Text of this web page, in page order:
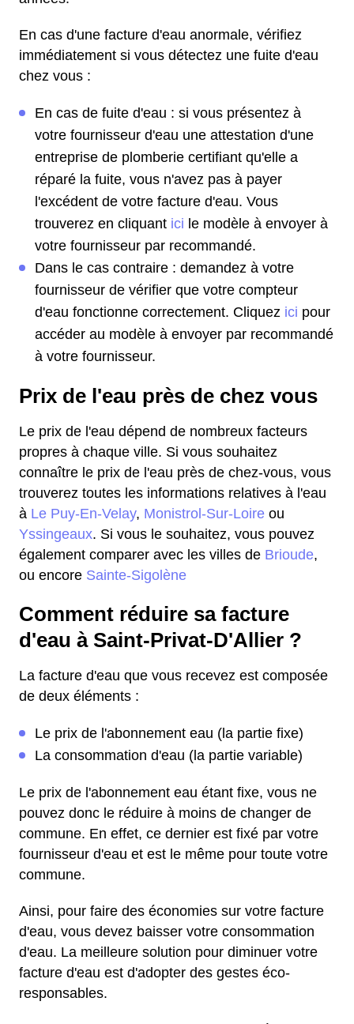
En cas d'une facture d'eau anormale, vérifiez
immédiatement si vous détectez une fuite d'eau
chez vous :
En cas de fuite d'eau : si vous présentez à
votre fournisseur d'eau une attestation d'une
entreprise de plomberie certifiant qu'elle a
réparé la fuite, vous n'avez pas à payer
l'excédent de votre facture d'eau. Vous
trouverez en cliquant ici le modèle à envoyer à
votre fournisseur par recommandé.
Dans le cas contraire : demandez à votre
fournisseur de vérifier que votre compteur
d'eau fonctionne correctement. Cliquez ici pour
accéder au modèle à envoyer par recommandé
à votre fournisseur.
Prix de l'eau près de chez vous
Le prix de l'eau dépend de nombreux facteurs
propres à chaque ville. Si vous souhaitez
connaître le prix de l'eau près de chez-vous, vous
trouverez toutes les informations relatives à l'eau
à Le Puy-En-Velay, Monistrol-Sur-Loire ou
Yssingeaux. Si vous le souhaitez, vous pouvez
également comparer avec les villes de Brioude,
ou encore Sainte-Sigolène
Comment réduire sa facture
d'eau à Saint-Privat-D'Allier ?
La facture d'eau que vous recevez est composée
de deux éléments :
Le prix de l'abonnement eau (la partie fixe)
La consommation d'eau (la partie variable)
Le prix de l'abonnement eau étant fixe, vous ne
pouvez donc le réduire à moins de changer de
commune. En effet, ce dernier est fixé par votre
fournisseur d'eau et est le même pour toute votre
commune.
Ainsi, pour faire des économies sur votre facture
d'eau, vous devez baisser votre consommation
d'eau. La meilleure solution pour diminuer votre
facture d'eau est d'adopter des gestes éco-
responsables.